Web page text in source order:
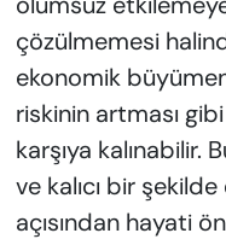
çözülmemesi
ekonomik
riskinin artması
karşıya kalınabilir.
ve kalıcı bir
açısından hayati